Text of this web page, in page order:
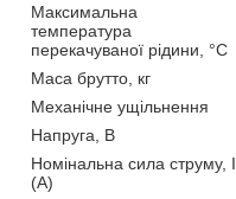
Максимальна
температура
перекачуваної рідини, °C
Маса брутто, кг
Механічне ущільнення
Напруга, В
Номінальна сила струму, I
(А)